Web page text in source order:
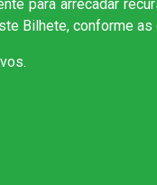
para arrecadar
Bilhete, conforme